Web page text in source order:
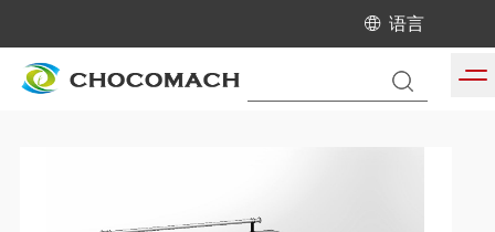
语言
当前位置: 首页/产品中心 全自动液压榨油机